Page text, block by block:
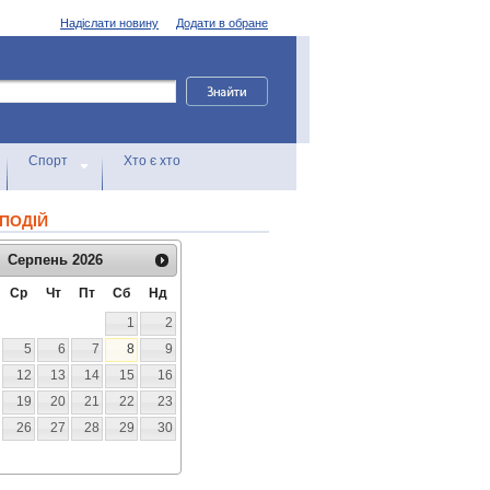
Додати в обране
Надіслати новину
Спорт Хто є хто
Серпень 2026
Ср Чт Пт Сб
Нд
1
2
5 6 7 8
9
12 13 14 15
16
19 20 21 22
23
26 27 28 29
30